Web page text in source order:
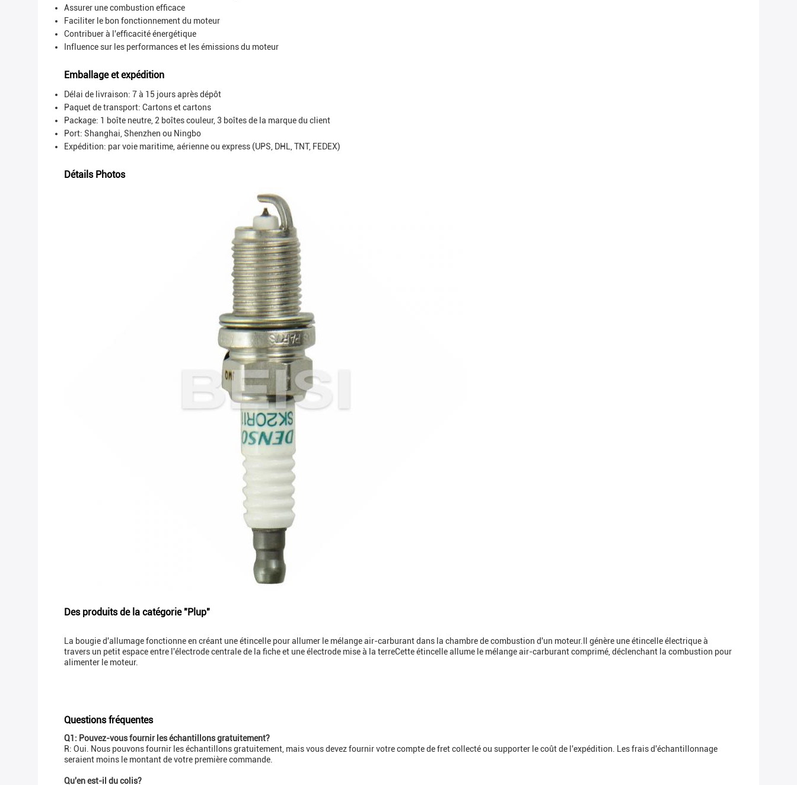
Assurer une combustion efficace
Faciliter le bon fonctionnement du moteur
Contribuer à l'efficacité énergétique
Influence sur les performances et les émissions du moteur
Emballage et expédition
Délai de livraison: 7 à 15 jours après dépôt
Paquet de transport: Cartons et cartons
Package: 1 boîte neutre, 2 boîtes couleur, 3 boîtes de la marque du client
Port: Shanghai, Shenzhen ou Ningbo
Expédition: par voie maritime, aérienne ou express (UPS, DHL, TNT, FEDEX)
Détails Photos
Des produits de la catégorie "Plup"
La bougie d'allumage fonctionne en créant une étincelle pour allumer le mélange air-carburant dans la chambre de combustion d'un moteur.Il génère une étincelle électrique à
travers un petit espace entre l'électrode centrale de la fiche et une électrode mise à la terreCette étincelle allume le mélange air-carburant comprimé, déclenchant la combustion pour
alimenter le moteur.
Questions fréquentes
Q1: Pouvez-vous fournir les échantillons gratuitement?
R: Oui. Nous pouvons fournir les échantillons gratuitement, mais vous devez fournir votre compte de fret collecté ou supporter le coût de l'expédition. Les frais d'échantillonnage
seraient moins le montant de votre première commande.
Qu'en est-il du colis?